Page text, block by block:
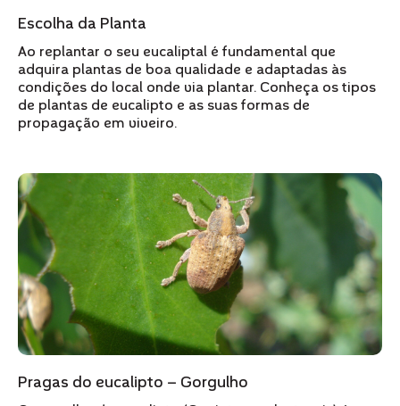
Escolha da Planta
Ao replantar o seu eucaliptal é fundamental que
adquira plantas de boa qualidade e adaptadas às
condições do local onde via plantar. Conheça os tipos
de plantas de eucalipto e as suas formas de
propagação em viveiro.
Pragas do eucalipto – Gorgulho